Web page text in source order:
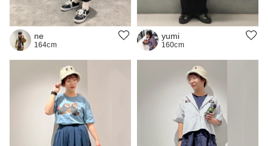
ne
164cm
yumi
160cm